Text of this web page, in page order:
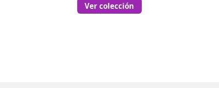
Ver colección